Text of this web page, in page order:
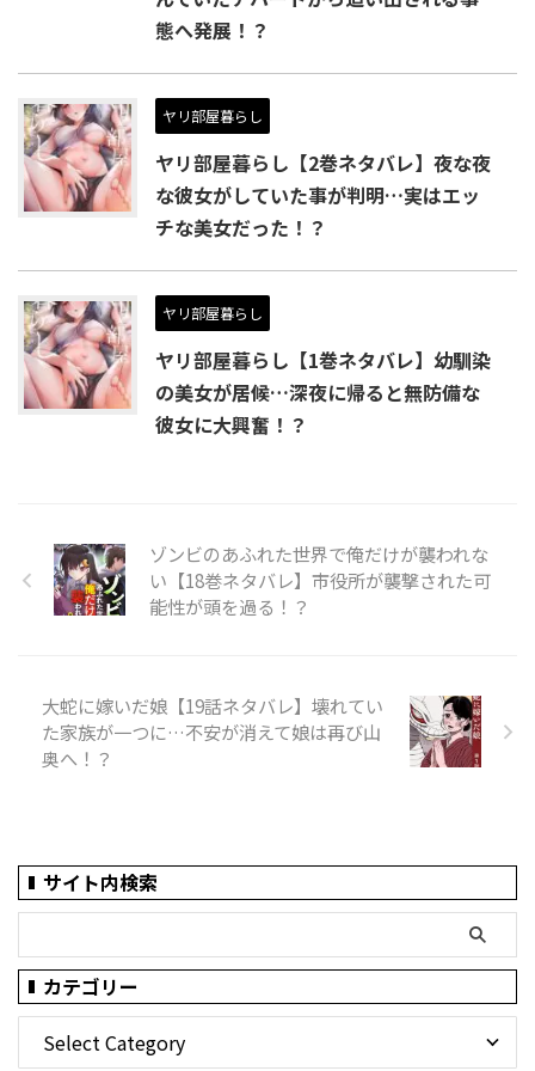
態へ発展！？
ヤリ部屋暮らし
ヤリ部屋暮らし【2巻ネタバレ】夜な夜
な彼女がしていた事が判明…実はエッ
チな美女だった！？
ヤリ部屋暮らし
ヤリ部屋暮らし【1巻ネタバレ】幼馴染
の美女が居候…深夜に帰ると無防備な
彼女に大興奮！？
ゾンビのあふれた世界で俺だけが襲われな
い【18巻ネタバレ】市役所が襲撃された可
能性が頭を過る！？
大蛇に嫁いだ娘【19話ネタバレ】壊れてい
た家族が一つに…不安が消えて娘は再び山
奥へ！？
サイト内検索
カテゴリー